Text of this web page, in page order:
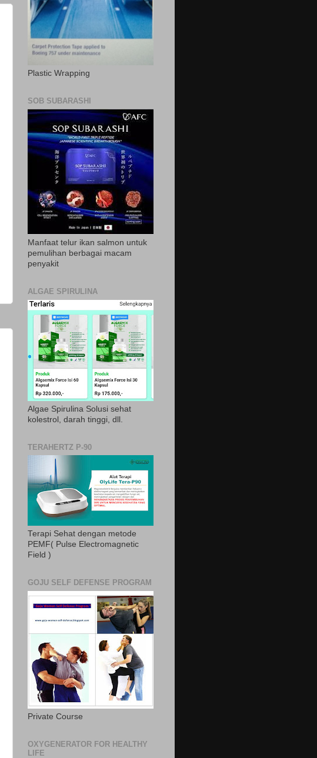
Plastic Wrapping
SOB SUBARASHI
Manfaat telur ikan salmon untuk
pemulihan berbagai macam
penyakit
ALGAE SPIRULINA
Algae Spirulina Solusi sehat
kolestrol, darah tinggi, dll.
TERAHERTZ P-90
Terapi Sehat dengan metode
PEMF( Pulse Electromagnetic
Field )
GOJU SELF DEFENSE PROGRAM
Private Course
OXYGENERATOR FOR HEALTHY
LIFE